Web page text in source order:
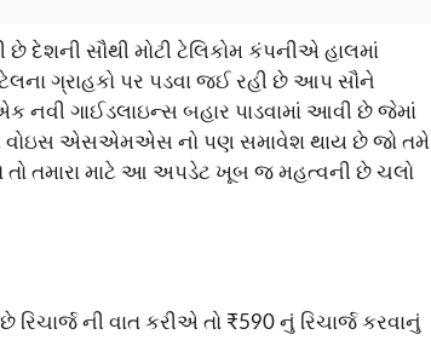
દેશની સૌથી મોટી ટેલિકોમ કંપનીએ હાલમાં
ગ્રાહકો પર પડવા જઈ રહી છે આપ સૌને
નવી ગાઈડલાઇન્સ બહાર પાડવામાં આવી છે જેમાં
વોઇસ એસએમએસ નો પણ સમાવેશ થાય છે જો તમે
તો તમારા માટે આ અપડેટ ખૂબ જ મહત્વની છે ચલો
ની વાત કરીએ તો ₹590 નું રિચાર્જ કરવાનું